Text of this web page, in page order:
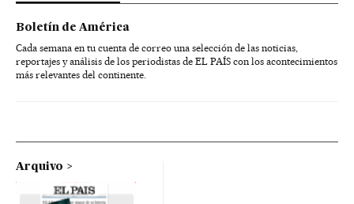
Boletín de América
Cada semana en tu cuenta de correo una selección de las noticias,
reportajes y análisis de los periodistas de EL PAÍS con los acontecimientos
más relevantes del continente.
Arquivo